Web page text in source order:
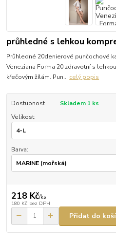
průhledné s lehkou
Průhledné 20denierové punčochové
Veneziana Forma 20 zdravotní s
křečovým žílám. Pun... celý popis
Dostupnost
Skladem 1 ks
Velikost:
Barva:
218 Kč/ks
180 Kč bez DPH
Přidat do